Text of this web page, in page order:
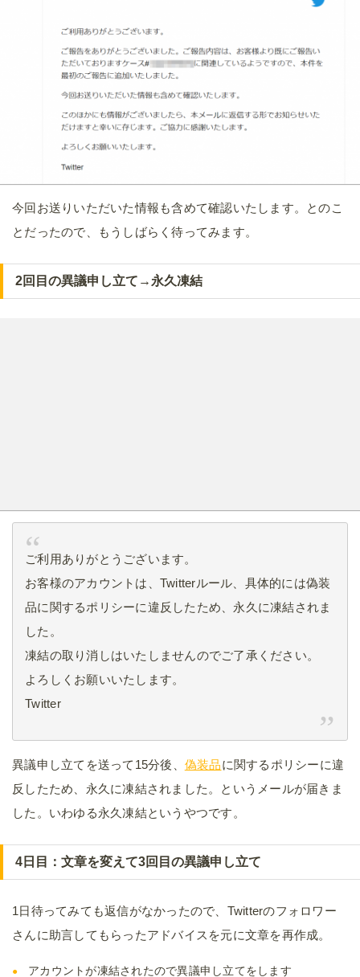
今回お送りいただいた情報も含めて確認いたします。とのこ
とだったので、もうしばらく待ってみます。
2回目の異議申し立て→永久凍結
ご利用ありがとうございます。
お客様のアカウントは、Twitterルール、具体的には偽装
品に関するポリシーに違反したため、永久に凍結されま
した。
凍結の取り消しはいたしませんのでご了承ください。
よろしくお願いいたします。
Twitter
異議申し立てを送って15分後、 偽装品に関するポリシーに違
反したため、永久に凍結されました。というメールが届きま
した。いわゆる永久凍結というやつです。
4日目：文章を変えて3回目の異議申し立て
1日待ってみても返信がなかったので、Twitterのフォロワー
さんに助言してもらったアドバイスを元に文章を再作成。
アカウントが凍結されたので異議申し立てをします